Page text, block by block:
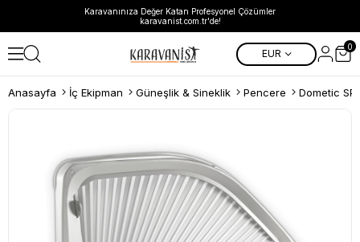
Karavanınıza Değer Katan Profesyonel Çözümler
karavanist.com.tr'de!
EUR
0
Anasayfa İç Ekipman Güneşlik & Sineklik Pencere